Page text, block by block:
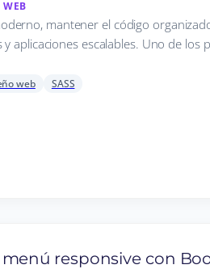
WEB
mantener el código
aplicaciones escalables. Uno de los
web SASS
responsive con